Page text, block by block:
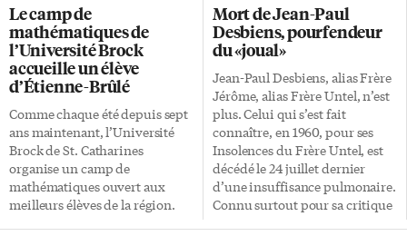
21 juillet au 5 août et a comme
objectif de s’assurer, de concert
avec d’autres organismes
internationaux, que ces
élections aient toute la
crédibilité nécessaire pour être
le point de départ vers un État
de droit. Le comptage des voix
a commencé, mais […]
cérémonie qui aura lieu à une
date ultérieure. Né à Ottawa le
22 octobre 1929, Jean-Robert
Gauthier est un chiropraticien
dont l’engagement public s’est
d’abord exercé en éducation à
titre de commissaire d’écoles. Il
s’est fait ensuite élire député
fédéral d’Ottawa-Est en […]
Le camp de
mathématiques de
l’Université Brock
accueille un élève
d’Étienne-Brûlé
Comme chaque été depuis sept
ans maintenant, l’Université
Brock de St. Catharines
organise un camp de
mathématiques ouvert aux
meilleurs élèves de la région.
Mort de Jean-Paul
Desbiens, pourfendeur
du «joual»
Jean-Paul Desbiens, alias Frère
Jérôme, alias Frère Untel, n’est
plus. Celui qui s’est fait
connaître, en 1960, pour ses
Insolences du Frère Untel, est
décédé le 24 juillet dernier
d’une insuffisance pulmonaire.
Connu surtout pour sa critique